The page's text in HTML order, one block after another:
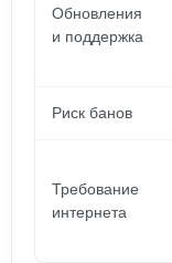
Обновления
и поддержка
Риск банов
Требование
интернета